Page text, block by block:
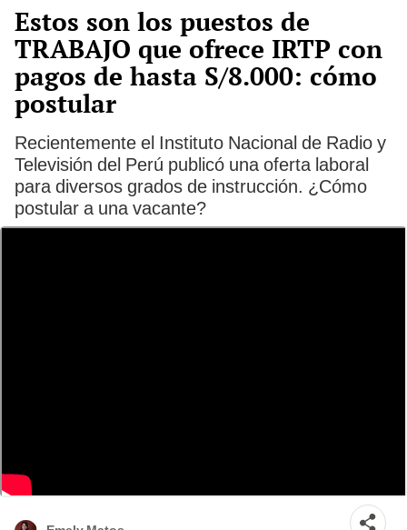
Estos son los puestos de
TRABAJO que ofrece IRTP con
pagos de hasta S/8.000: cómo
postular
Recientemente el Instituto Nacional de Radio y
Televisión del Perú publicó una oferta laboral
para diversos grados de instrucción. ¿Cómo
postular a una vacante?
LR/IRTP